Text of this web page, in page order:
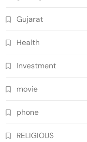
Gujarat
Health
Investment
movie
phone
RELIGIOUS